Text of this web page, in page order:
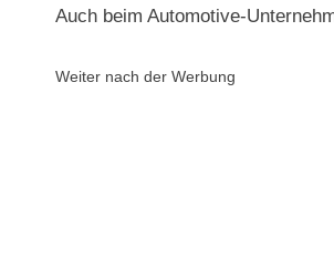
Auch beim Automotive-
Weiter nach der Werbung